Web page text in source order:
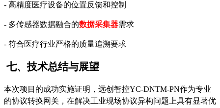
- 高精度医疗设备的位置反馈和控制
- 多传感器数据融合的数据采集器需求
- 符合医疗行业严格的质量追溯要求
七、技术总结与展望
本次项目的成功实施证明，远创智控YC-DNTM-PN作为专业
的协议转换网关，在解决工业现场协议异构问题上具有显著优